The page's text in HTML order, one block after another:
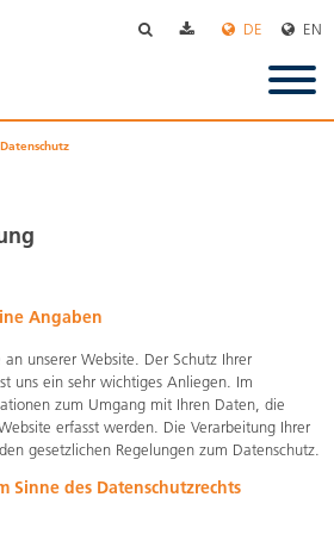
Navigation
Datenschutz
Angaben
unserer Website. Der Schutz Ihrer
uns ein sehr wichtiges Anliegen. Im
zum Umgang mit Ihren Daten, die
erfasst werden. Die Verarbeitung Ihrer
gesetzlichen Regelungen zum Datenschutz.
Sinne des Datenschutzrechts